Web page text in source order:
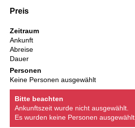
Preis
Zeitraum
Ankunft
Abreise
Dauer
Personen
Keine Personen ausgewählt
Bitte beachten
Ankunftszeit wurde nicht ausgewählt.
Es wurden keine Personen ausgewählt.